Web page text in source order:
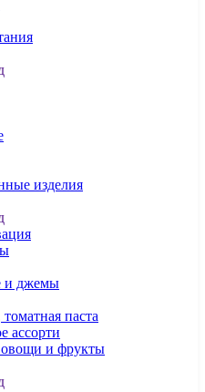
изделия
и джемы
паста
ассорти
и фрукты